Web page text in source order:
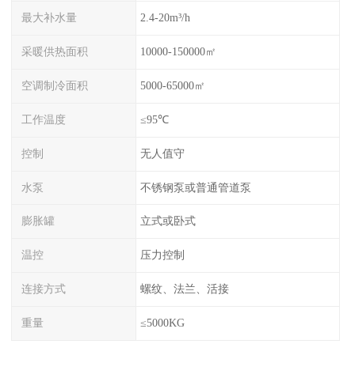
最大补水量 2.4-20m³/h
采暖供热面积 10000-150000㎡
空调制冷面积 5000-65000㎡
工作温度 ≤95℃
控制 无人值守
水泵 不锈钢泵或普通管道泵
膨胀罐 立式或卧式
温控 压力控制
连接方式 螺纹、法兰、活接
重量 ≤5000KG